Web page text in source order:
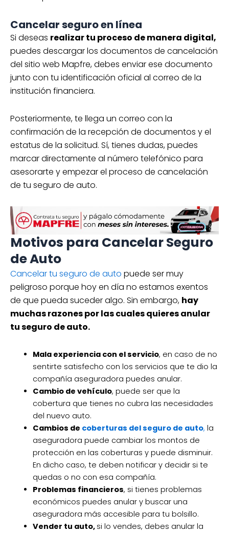
Cancelar seguro en línea
Si deseas realizar tu proceso de manera digital,
puedes descargar los documentos de cancelación
del sitio web Mapfre, debes enviar ese documento
junto con tu identificación oficial al correo de la
institución financiera.
Posteriormente, te llega un correo con la
confirmación de la recepción de documentos y el
estatus de la solicitud. Sí, tienes dudas, puedes
marcar directamente al número telefónico para
asesorarte y empezar el proceso de cancelación
de tu seguro de auto.
Motivos para Cancelar Seguro
de Auto
Cancelar tu seguro de auto puede ser muy
peligroso porque hoy en día no estamos exentos
de que pueda suceder algo. Sin embargo, hay
muchas razones por las cuales quieres anular
tu seguro de auto.
Mala experiencia con el servicio, en caso de no
sentirte satisfecho con los servicios que te dio la
compañía aseguradora puedes anular.
Cambio de vehículo, puede ser que la
cobertura que tienes no cubra las necesidades
del nuevo auto.
Cambios de coberturas del seguro de auto, la
aseguradora puede cambiar los montos de
protección en las coberturas y puede disminuir.
En dicho caso, te deben notificar y decidir si te
quedas o no con esa compañía.
Problemas financieros, si tienes problemas
económicos puedes anular y buscar una
aseguradora más accesible para tu bolsillo.
Vender tu auto, si lo vendes, debes anular la